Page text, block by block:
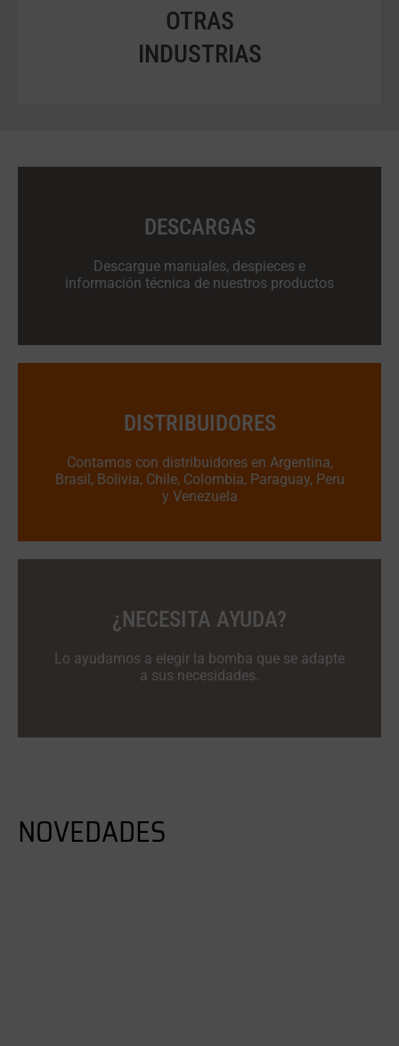
OTRAS
INDUSTRIAS
DESCARGAS
Descargue manuales, despieces e
información técnica de nuestros productos
DISTRIBUIDORES
Contamos con distribuidores en Argentina,
Brasil, Bolivia, Chile, Colombia, Paraguay, Peru
y Venezuela
¿NECESITA AYUDA?
Lo ayudamos a elegir la bomba que se adapte
a sus necesidades.
NOVEDADES